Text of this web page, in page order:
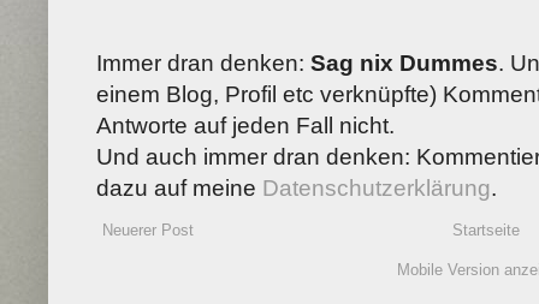
Immer dran denken: Sag nix Dummes.
einem Blog, Profil etc verknüpfte)
Antworte auf jeden Fall nicht.
Und auch immer dran denken:
dazu auf meine Datenschutzerklärung.
Neuerer Post Startseite
Mobile Version